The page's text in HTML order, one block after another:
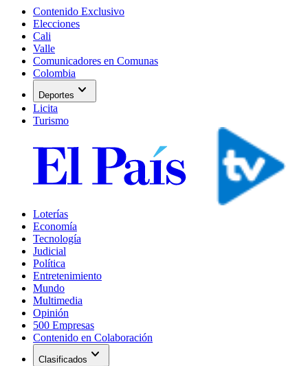
Contenido Exclusivo
Elecciones
Cali
Valle
Comunicadores en Comunas
Colombia
Deportes expand_more
Licita
Turismo
Loterías
Economía
Tecnología
Judicial
Política
Entretenimiento
Mundo
Multimedia
Opinión
500 Empresas
Contenido en Colaboración
Clasificados expand_more